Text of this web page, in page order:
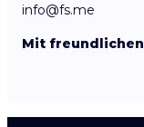
info@fs.me
Mit freundlichen